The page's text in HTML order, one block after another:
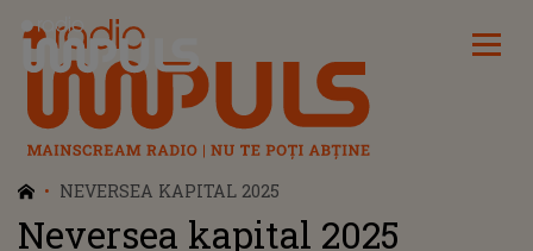
Radio Impuls
NEVERSEA KAPITAL 2025
Neversea kapital 2025